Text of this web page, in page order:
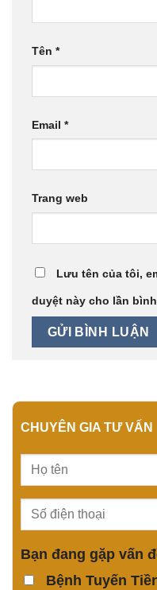
Tên *
Email *
Trang web
Lưu tên của tôi,
duyệt này cho lần
CHUYÊN GIA TƯ VẤN
Bạn đang gặp vấn
Bệnh Tuyến